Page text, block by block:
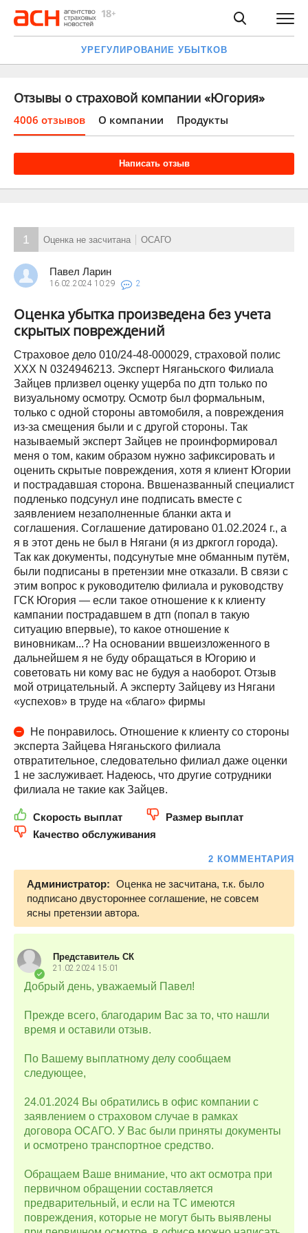
УРЕГУЛИРОВАНИЕ УБЫТКОВ
Отзывы о страховой компании «Югория»
4006 отзывов О компании Продукты
Написать отзыв
1 Оценка не засчитана ОСАГО
Павел Ларин
16.02.2024 10:29 2
Оценка убытка произведена без учета
скрытых повреждений
Страховое дело 010/24-48-000029, страховой полис
ХХХ N 0324946213. Эксперт Няганьского Филиала
Зайцев прлизвел оценку ущерба по дтп только по
визуальному осмотру. Осмотр был формальным,
только с одной стороны автомобиля, а повреждения
из-за смещения были и с другой стороны. Так
называемый эксперт Зайцев не проинформировал
меня о том, каким образом нужно зафиксировать и
оценить скрытые повреждения, хотя я клиент Югории
и пострадавшая сторона. Ввшеназванный специалист
подленько подсунул ине подписать вместе с
заявлением незаполненные бланки акта и
соглашения. Соглашение датировано 01.02.2024 г., а
я в этот день не был в Нягани (я из дркгогл города).
Так как документы, подсунутые мне обманным путём,
были подписаны в претензии мне отказали. В связи с
этим вопрос к руководителю филиала и руководству
ГСК Югория — если такое отношение к к клиенту
кампании пострадавшем в дтп (попал в такую
ситуацию впервые), то какое отношение к
виновникам...? На основании ввшеизложенного в
дальнейшем я не буду обращаться в Югорию и
советовать ни кому вас не будуя а наоборот. Отзыв
мой отрицательный. А эксперту Зайцеву из Нягани
«успехов» в труде на «благо» фирмы
Не понравилось. Отношение к клиенту со стороны
эксперта Зайцева Няганьского филиала
отвратительное, следовательно филиал даже оценки
1 не заслуживает. Надеюсь, что другие сотрудники
филиала не такие как Зайцев.
Скорость выплат
Размер выплат
Качество обслуживания
2 КОММЕНТАРИЯ
Администратор: Оценка не засчитана, т.к. было
подписано двустороннее соглашение, не совсем
ясны претензии автора.
Представитель СК
21.02.2024 15:01
Добрый день, уважаемый Павел!
Прежде всего, благодарим Вас за то, что нашли
время и оставили отзыв.
По Вашему выплатному делу сообщаем
следующее,
24.01.2024 Вы обратились в офис компании с
заявлением о страховом случае в рамках
договора ОСАГО. У Вас были приняты документы
и осмотрено транспортное средство.
Обращаем Ваше внимание, что акт осмотра при
первичном обращении составляется
предварительный, и если на ТС имеются
повреждения, которые не могут быть выявлены